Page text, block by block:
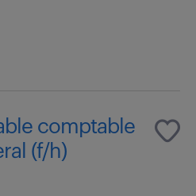
comptable
(f/h)